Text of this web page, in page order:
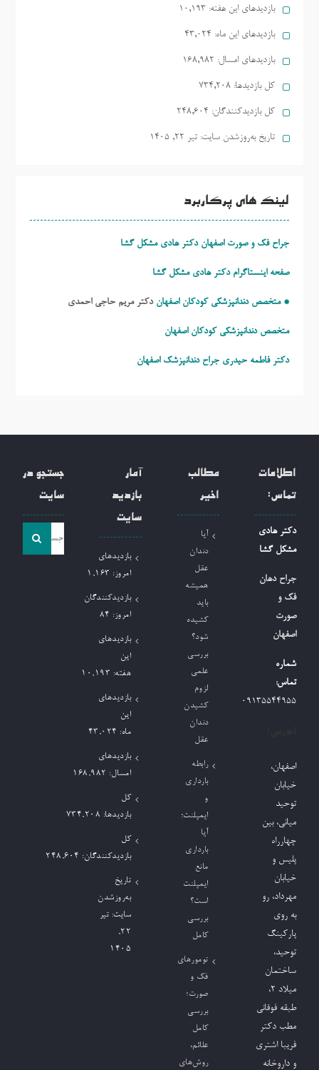
بازدیدهای این هفته: 10,193
بازدیدهای این ماه: 43,024
بازدیدهای امسال: 168,982
کل بازدیدها: 734,208
کل بازدیدکنند‌گان: 248,604
تاریخ به‌روزشدن سایت: تیر ۲۲, ۱۴۰۵
لینک های پرکاربرد
جراح فک و صورت اصفهان دکتر هادی مشکل گشا
صفحه اینستاگرام دکتر هادی مشکل گشا
* متخصص دندانپزشکی کودکان اصفهان دکتر مریم حاجی احمدی
متخصص دندانپزشکی کودکان اصفهان
دکتر فاطمه حیدری جراح دندانپزشک اصفهان
اطلاعات
تماس:
دکتر هادی
مشکل گشا
جراح دهان
فک و
صورت
اصفهان
شماره
تماس:
09135544955
اصفهان،
خیابان
توحید
میانی، بین
چهارراه
پلیس و
خیابان
مهرداد، رو
به روی
پارکینگ
توحید،
ساختمان
میلاد ٢،
طبقه فوقانی
مطب دکتر
فریبا اشتری
و داروخانه
مطالب
اخیر
آیا
دندان
عقل
همیشه
باید
کشیده
شود؟
بررسی
علمی
لزوم
کشیدن
دندان
عقل
رابطه
بارداری
و
ایمپلنت؛
آیا
بارداری
مانع
ایمپلنت
است؟
بررسی
کامل
تومورهای
فک و
صورت؛
بررسی
کامل
علائم،
روش‌های
آمار
بازدید
سایت
بازدیدهای
امروز: 1,163
بازدیدکنندگان
امروز: 84
بازدیدهای
این
هفته: 10,193
بازدیدهای
این
ماه: 43,024
بازدیدهای
امسال: 168,982
کل
بازدیدها: 734,208
کل
بازدیدکنند‌گان: 248,604
تاریخ
به‌روزشدن
سایت: تیر
۲۲,
۱۴۰۵
جستجو در
سایت